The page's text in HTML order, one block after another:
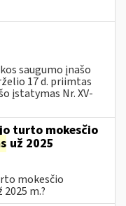
saugumo įnašo
17 d. priimtas
įstatymas Nr. XV-
turto mokesčio
už 2025
mokesčio
2025 m.?